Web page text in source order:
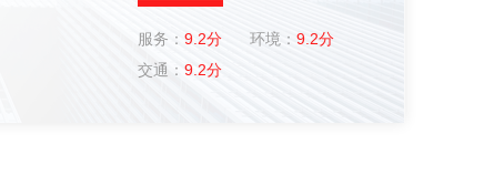
服务： 9.2分 环境： 9.2分
交通： 9.2分